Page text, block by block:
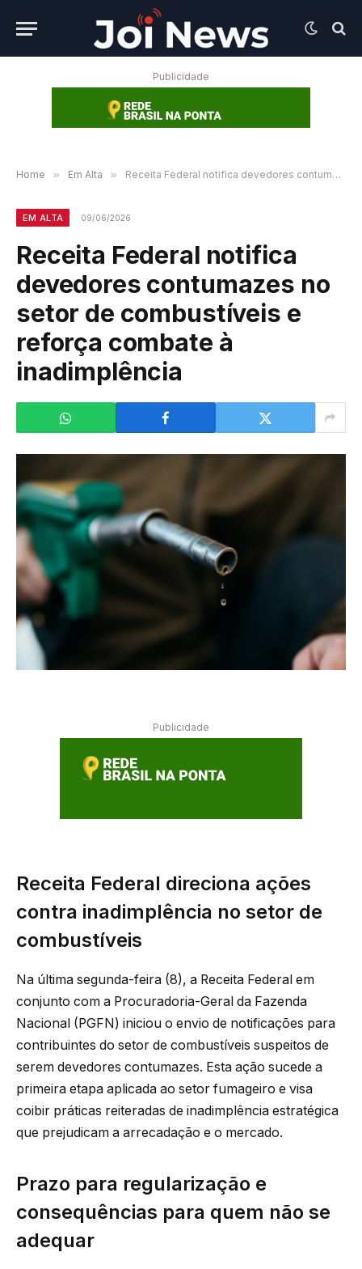
Publicidade
Home » Em Alta » Receita Federal notifica devedores contumazes no setor de combustíveis e reforça combate à inadimplência
EM ALTA 09/06/2026
Receita Federal notifica
devedores contumazes no
setor de combustíveis e
reforça combate à
inadimplência
Publicidade
Receita Federal direciona ações
contra inadimplência no setor de
combustíveis
Na última segunda-feira (8), a Receita Federal em
conjunto com a Procuradoria-Geral da Fazenda
Nacional (PGFN) iniciou o envio de notificações para
contribuintes do setor de combustíveis suspeitos de
serem devedores contumazes. Esta ação sucede a
primeira etapa aplicada ao setor fumageiro e visa
coibir práticas reiteradas de inadimplência estratégica
que prejudicam a arrecadação e o mercado.
Prazo para regularização e
consequências para quem não se
adequar